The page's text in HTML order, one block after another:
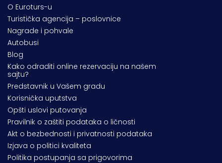
O Euroturs-u
Turistička agencija – poslovnice
Nagrade i pohvale
Autobusi
Blog
Kako odraditi online rezervaciju na našem
sajtu?
Predstavnik u Vašem gradu
Korisnička uputstva
Opšti uslovi putovanja
Pravilnik o zaštiti podataka o ličnosti
Akt o bezbednosti i privatnosti podataka
Izjava o politici kvaliteta
Politika postupanja sa prigovorima